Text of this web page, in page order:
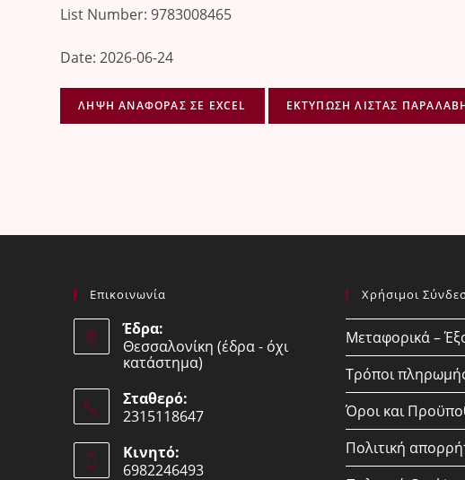
List Number: 9783008465
Date: 2026-06-24
ΛΉΨΗ ΑΝΑΦΟΡΆΣ ΣΕ EXCEL ΕΚΤΎΠΩΣΗ ΛΊΣΤΑΣ
Επικοινωνία
Έδρα:
Θεσσαλονίκη (έδρα - όχι
κατάστημα)
Σταθερό:
2315118647
in
Κινητό:
6982246493
Χρήσιμοι
Μεταφορικά –
Τρόποι
Όροι και
Πολιτική